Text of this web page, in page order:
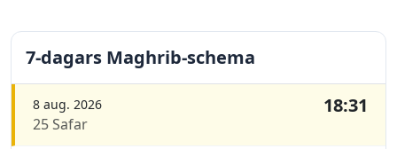
7-dagars Maghrib-schema
8 aug. 2026
25 Safar
18:31